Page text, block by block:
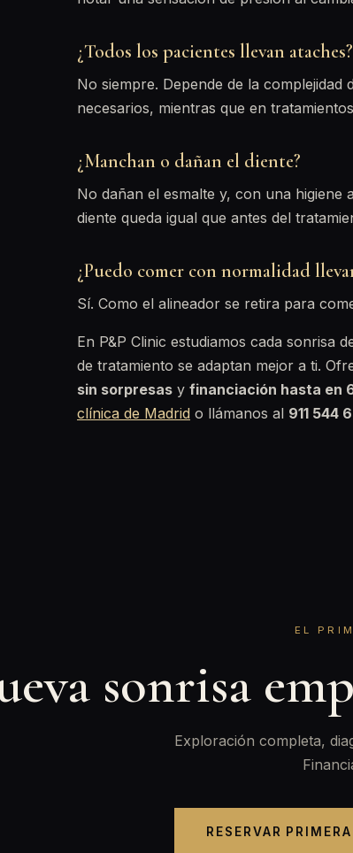
¿Todos los pacientes llevan ataches?
No siempre. Depende de la
necesarios, mientras que en
¿Manchan o dañan el diente?
No dañan el esmalte y, con una
diente queda igual que antes del
¿Puedo comer con normalidad
Sí. Como el alineador se retira para
En P&P Clinic estudiamos cada sonrisa
de tratamiento se adaptan mejor a ti.
sin sorpresas y financiación hasta en
clínica de Madrid o llámanos al 911 544
EL
sonrisa
Exploración completa,
RESERVAR